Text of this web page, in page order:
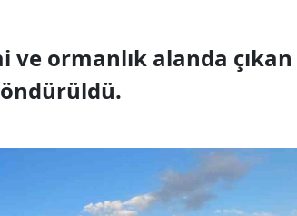
ve ormanlık alanda çıkan